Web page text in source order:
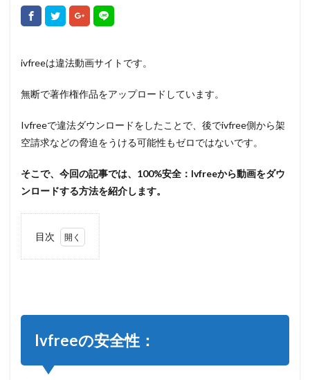
ivfreeは違法動画サイトです。
無断で著作権作品をアップロードしています。
Ivfreeで違法ダウンロードをしたことで、後でivfree側から架
空請求などの脅迫をうける可能性もゼロではないです。
そこで、今回の記事では、100%安全：Ivfreeから動画をダウ
ンロードする方法を紹介します。
目次
ダウ
ード
Ivfreeの安全性：